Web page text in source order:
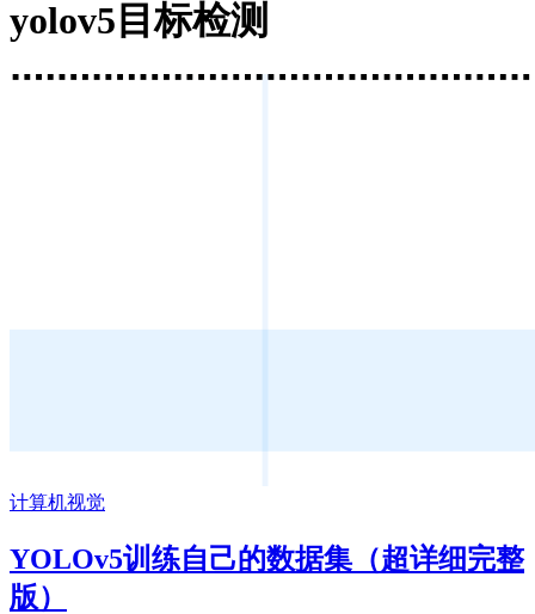
yolov5目标检测
计算机视觉
YOLOv5训练自己的数据集（超详细完整
版）